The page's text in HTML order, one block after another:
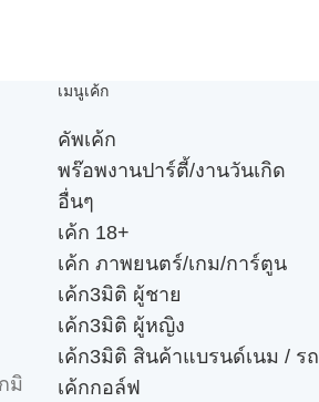
มิ
เมนูเค้ก
คัพเค้ก
พร๊อพงานปาร์ตี้/งานวันเกิด
อื่นๆ
เค้ก 18+
เค้ก ภาพยนตร์/เกม/การ์ตูน
เค้ก3มิติ ผู้ชาย
เค้ก3มิติ ผู้หญิง
เค้ก3มิติ สินค้าแบรนด์เนม / รถ
เค้กกอล์ฟ